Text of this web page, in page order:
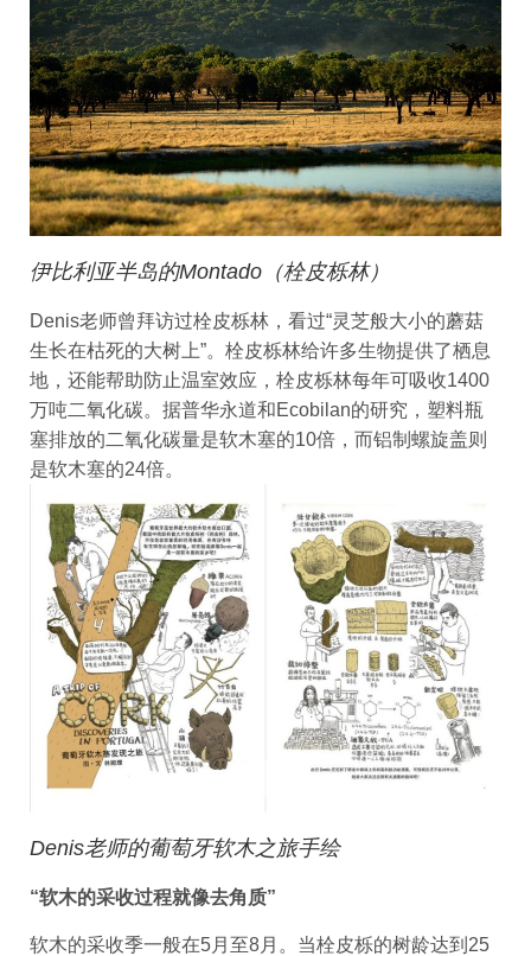
伊比利亚半岛的Montado（栓皮栎林）
Denis老师曾拜访过栓皮栎林，看过“灵芝般大小的蘑菇
生长在枯死的大树上”。栓皮栎林给许多生物提供了栖息
地，还能帮助防止温室效应，栓皮栎林每年可吸收1400
万吨二氧化碳。据普华永道和Ecobilan的研究，塑料瓶
塞排放的二氧化碳量是软木塞的10倍，而铝制螺旋盖则
是软木塞的24倍。
Denis老师的葡萄牙软木之旅手绘
“软木的采收过程就像去角质”
软木的采收季一般在5月至8月。当栓皮栎的树龄达到25